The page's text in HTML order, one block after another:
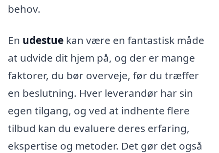
behov.
En udestue kan være en fantastisk måde
at udvide dit hjem på, og der er mange
faktorer, du bør overveje, før du træffer
en beslutning. Hver leverandør har sin
egen tilgang, og ved at indhente flere
tilbud kan du evaluere deres erfaring,
ekspertise og metoder. Det gør det også